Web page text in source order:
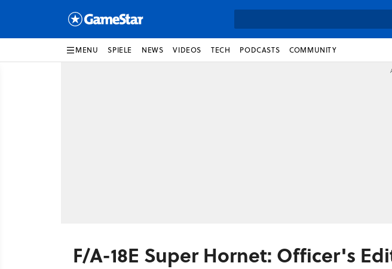
MENU SPIELE NEWS VIDEOS TECH PODCASTS COMMUNITY
F/A-18E Super Hornet: Officer's